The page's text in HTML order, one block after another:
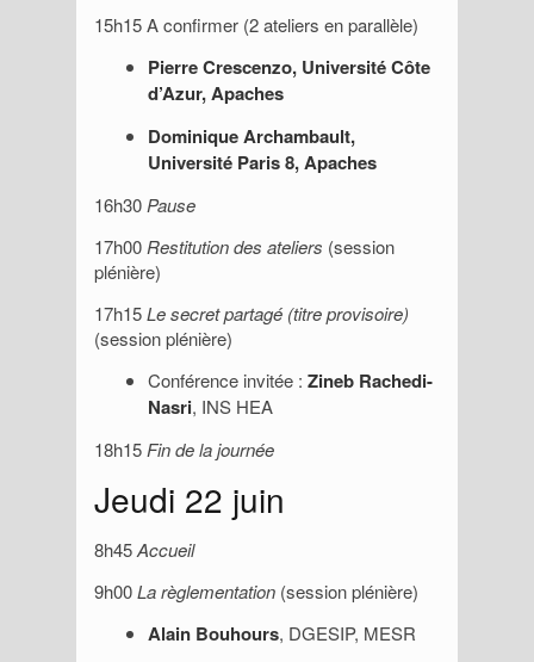
15h15 A confirmer (2 ateliers en parallèle)
Pierre Crescenzo, Université Côte
d’Azur, Apaches
Dominique Archambault,
Université Paris 8, Apaches
16h30 Pause
17h00 Restitution des ateliers (session
plénière)
17h15Le secret partagé (titre provisoire)
(session plénière)
Conférence invitée : Zineb Rachedi-
Nasri, INS HEA
18h15 Fin de la journée
Jeudi 22 juin
8h45Accueil
9h00La règlementation (session plénière)
Alain Bouhours, DGESIP, MESR